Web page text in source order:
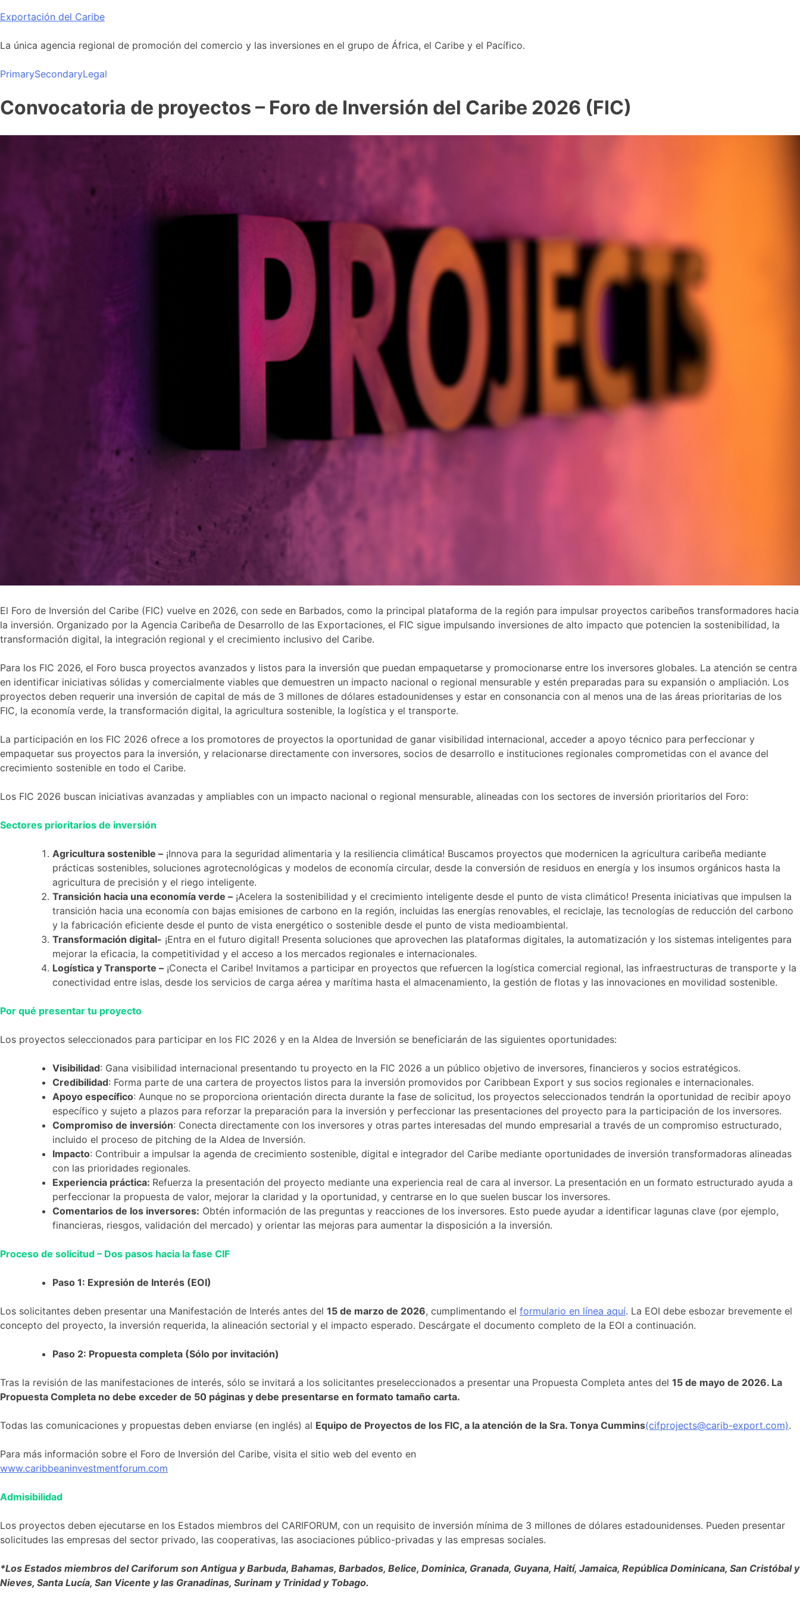
Skip
content
Exportación del Caribe
La única agencia regional de promoción del comercio y las inversiones en el grupo de África, el Caribe y el Pacífico.
PrimarySecondaryLegal
Convocatoria de proyectos – Foro de Inversión del Caribe 2026 (FIC)
El Foro de Inversión del Caribe (FIC) vuelve en 2026, con sede en Barbados, como la principal plataforma de la región para impulsar proyectos caribeños transformadores hacia
la inversión. Organizado por la Agencia Caribeña de Desarrollo de las Exportaciones, el FIC sigue impulsando inversiones de alto impacto que potencien la sostenibilidad, la
transformación digital, la integración regional y el crecimiento inclusivo del Caribe.
Para los FIC 2026, el Foro busca proyectos avanzados y listos para la inversión que puedan empaquetarse y promocionarse entre los inversores globales. La atención se centra
en identificar iniciativas sólidas y comercialmente viables que demuestren un impacto nacional o regional mensurable y estén preparadas para su expansión o ampliación. Los
proyectos deben requerir una inversión de capital de más de 3 millones de dólares estadounidenses y estar en consonancia con al menos una de las áreas prioritarias de los
FIC, la economía verde, la transformación digital, la agricultura sostenible, la logística y el transporte.
La participación en los FIC 2026 ofrece a los promotores de proyectos la oportunidad de ganar visibilidad internacional, acceder a apoyo técnico para perfeccionar y
empaquetar sus proyectos para la inversión, y relacionarse directamente con inversores, socios de desarrollo e instituciones regionales comprometidas con el avance del
crecimiento sostenible en todo el Caribe.
Los FIC 2026 buscan iniciativas avanzadas y ampliables con un impacto nacional o regional mensurable, alineadas con los sectores de inversión prioritarios del Foro:
Sectores prioritarios de inversión
Agricultura sostenible – ¡Innova para la seguridad alimentaria y la resiliencia climática! Buscamos proyectos que modernicen la agricultura caribeña mediante
prácticas sostenibles, soluciones agrotecnológicas y modelos de economía circular, desde la conversión de residuos en energía y los insumos orgánicos hasta la
agricultura de precisión y el riego inteligente.
Transición hacia una economía verde – ¡Acelera la sostenibilidad y el crecimiento inteligente desde el punto de vista climático! Presenta iniciativas que impulsen la
transición hacia una economía con bajas emisiones de carbono en la región, incluidas las energías renovables, el reciclaje, las tecnologías de reducción del carbono
y la fabricación eficiente desde el punto de vista energético o sostenible desde el punto de vista medioambiental.
Transformación digital- ¡Entra en el futuro digital! Presenta soluciones que aprovechen las plataformas digitales, la automatización y los sistemas inteligentes para
mejorar la eficacia, la competitividad y el acceso a los mercados regionales e internacionales.
Logística y Transporte – ¡Conecta el Caribe! Invitamos a participar en proyectos que refuercen la logística comercial regional, las infraestructuras de transporte y la
conectividad entre islas, desde los servicios de carga aérea y marítima hasta el almacenamiento, la gestión de flotas y las innovaciones en movilidad sostenible.
Por qué presentar tu proyecto
Los proyectos seleccionados para participar en los FIC 2026 y en la Aldea de Inversión se beneficiarán de las siguientes oportunidades:
Visibilidad: Gana visibilidad internacional presentando tu proyecto en la FIC 2026 a un público objetivo de inversores, financieros y socios estratégicos.
Credibilidad: Forma parte de una cartera de proyectos listos para la inversión promovidos por Caribbean Export y sus socios regionales e internacionales.
Apoyo específico: Aunque no se proporciona orientación directa durante la fase de solicitud, los proyectos seleccionados tendrán la oportunidad de recibir apoyo
específico y sujeto a plazos para reforzar la preparación para la inversión y perfeccionar las presentaciones del proyecto para la participación de los inversores.
Compromiso de inversión: Conecta directamente con los inversores y otras partes interesadas del mundo empresarial a través de un compromiso estructurado,
incluido el proceso de pitching de la Aldea de Inversión.
Impacto: Contribuir a impulsar la agenda de crecimiento sostenible, digital e integrador del Caribe mediante oportunidades de inversión transformadoras alineadas
con las prioridades regionales.
Experiencia práctica: Refuerza la presentación del proyecto mediante una experiencia real de cara al inversor. La presentación en un formato estructurado ayuda a
perfeccionar la propuesta de valor, mejorar la claridad y la oportunidad, y centrarse en lo que suelen buscar los inversores.
Comentarios de los inversores: Obtén información de las preguntas y reacciones de los inversores. Esto puede ayudar a identificar lagunas clave (por ejemplo,
financieras, riesgos, validación del mercado) y orientar las mejoras para aumentar la disposición a la inversión.
Proceso de solicitud – Dos pasos hacia la fase CIF
Paso 1: Expresión de Interés (EOI)
Los solicitantes deben presentar una Manifestación de Interés antes del 15 de marzo de 2026, cumplimentando el formulario en línea aquí. La EOI debe esbozar brevemente el
concepto del proyecto, la inversión requerida, la alineación sectorial y el impacto esperado. Descárgate el documento completo de la EOI a continuación.
Paso 2: Propuesta completa (Sólo por invitación)
Tras la revisión de las manifestaciones de interés, sólo se invitará a los solicitantes preseleccionados a presentar una Propuesta Completa antes del 15 de mayo de 2026. La
Propuesta Completa no debe exceder de 50 páginas y debe presentarse en formato tamaño carta.
Todas las comunicaciones y propuestas deben enviarse (en inglés) al Equipo de Proyectos de los FIC, a la atención de la Sra. Tonya Cummins(cifprojects@carib-export.com).
Para más información sobre el Foro de Inversión del Caribe, visita el sitio web del evento en
www.caribbeaninvestmentforum.com
Admisibilidad
Los proyectos deben ejecutarse en los Estados miembros del CARIFORUM, con un requisito de inversión mínima de 3 millones de dólares estadounidenses. Pueden presentar
solicitudes las empresas del sector privado, las cooperativas, las asociaciones público-privadas y las empresas sociales.
*Los Estados miembros del Cariforum son Antigua y Barbuda, Bahamas, Barbados, Belice, Dominica, Granada, Guyana, Haití, Jamaica, República Dominicana, San Cristóbal y
Nieves, Santa Lucía, San Vicente y las Granadinas, Surinam y Trinidad y Tobago.